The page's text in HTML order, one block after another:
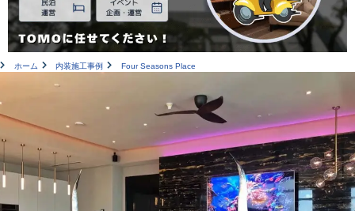
ホーム 内装施工事例 Four Seasons Place